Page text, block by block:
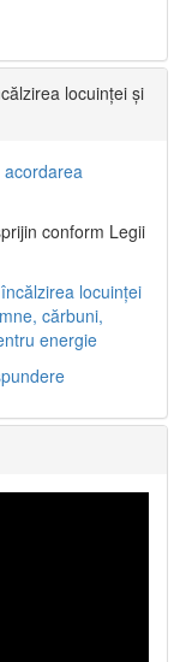
locuinței și
conform Legii
locuinței
cărbuni,
energie